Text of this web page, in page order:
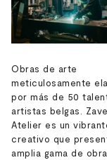
Obras de arte
meticulosamente
por más de 50
artistas belgas.
Atelier es un
creativo que
amplia gama de